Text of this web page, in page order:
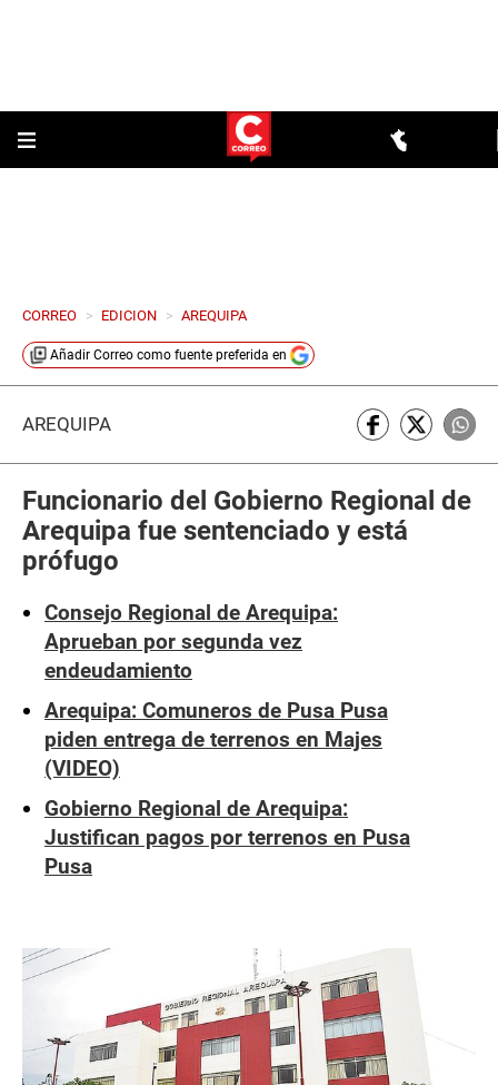
CORREO > EDICION > AREQUIPA
Añadir Correo como fuente preferida en
AREQUIPA
Funcionario del Gobierno Regional de
Arequipa fue sentenciado y está
prófugo
Consejo Regional de Arequipa:
Aprueban por segunda vez
endeudamiento
Arequipa: Comuneros de Pusa Pusa
piden entrega de terrenos en Majes
(VIDEO)
Gobierno Regional de Arequipa:
Justifican pagos por terrenos en Pusa
Pusa